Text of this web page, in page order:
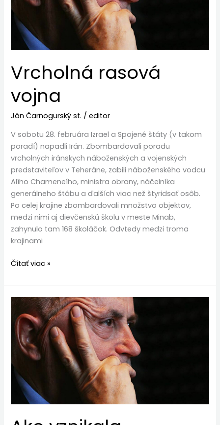
Vrcholná rasová
vojna
Ján Čarnogurský st. /editor
V sobotu 28. februára Izrael a Spojené štáty (v takom
poradí) napadli Irán. Zbombardovali poradu
vrcholných iránskych náboženských a vojenských
predstaviteľov v Teheráne, zabili náboženského vodcu
Alího Chameneího, ministra obrany, náčelníka
generálneho štábu a ďalších viac než štyridsať osôb.
Po celej krajine zbombardovali množstvo objektov,
medzi nimi aj dievčenskú školu v meste Minab,
zahynulo tam 168 školáčok. Odvtedy medzi troma
krajinami
Čítať viac »
Ako
vznikala
Základná
zmluva
Slovenskej
republiky
Vatikánom